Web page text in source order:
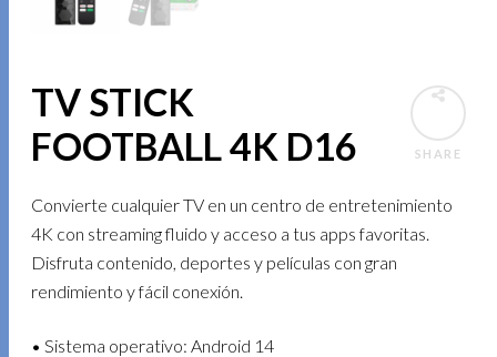
SHARE
TV STICK
FOOTBALL 4K D16
Convierte cualquier TV en un centro de entretenimiento
4K con streaming fluido y acceso a tus apps favoritas.
Disfruta contenido, deportes y películas con gran
rendimiento y fácil conexión.
• Sistema operativo: Android 14